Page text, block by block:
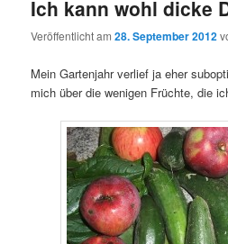
Ich kann wohl dicke
Veröffentlicht am28. September 2012
Mein Gartenjahr verlief ja eher
mich über die wenigen Früchte, die